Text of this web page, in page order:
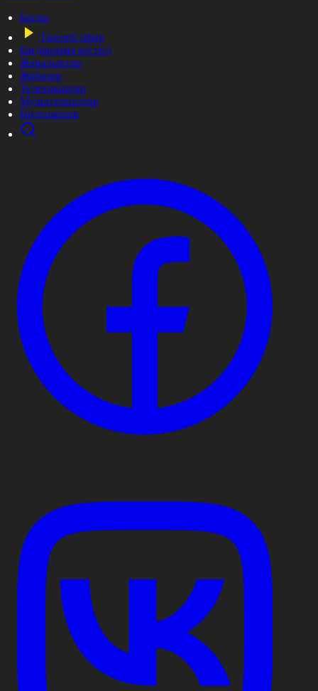
Басты
Тікелей эфир
Бағдарлама кестесі
Жаңалықтар
Жобалар
Телехикаялар
Мультсериалдар
Видеоархив